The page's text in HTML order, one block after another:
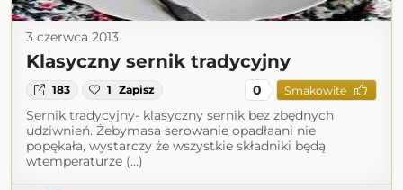
3 czerwca 2013
Klasyczny sernik tradycyjny
183 1 Zapisz 0 Smakowite
Sernik tradycyjny- klasyczny sernik bez zbędnych
udziwnień. Żebymasa serowanie opadłaani nie
popękała, wystarczy że wszystkie składniki będą
wtemperaturze (...)